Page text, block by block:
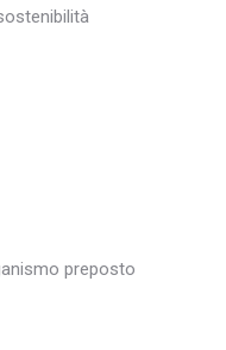
preposto